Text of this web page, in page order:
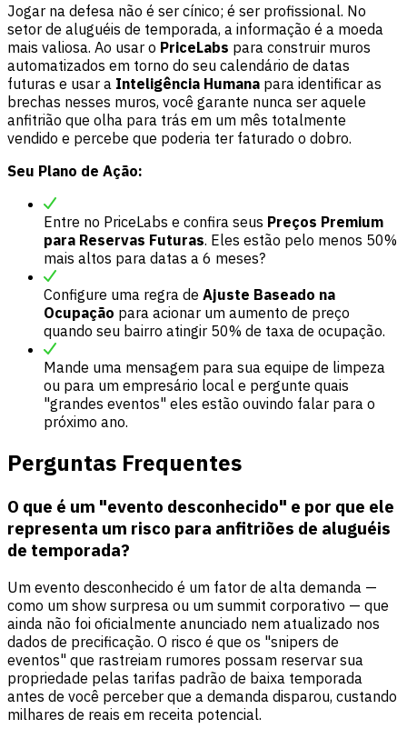
Jogar na defesa não é ser cínico; é ser profissional. No
setor de aluguéis de temporada, a informação é a moeda
mais valiosa. Ao usar o PriceLabs para construir muros
automatizados em torno do seu calendário de datas
futuras e usar a Inteligência Humana para identificar as
brechas nesses muros, você garante nunca ser aquele
anfitrião que olha para trás em um mês totalmente
vendido e percebe que poderia ter faturado o dobro.
Seu Plano de Ação:
Entre no PriceLabs e confira seus Preços Premium
para Reservas Futuras. Eles estão pelo menos 50%
mais altos para datas a 6 meses?
Configure uma regra de Ajuste Baseado na
Ocupação para acionar um aumento de preço
quando seu bairro atingir 50% de taxa de ocupação.
Mande uma mensagem para sua equipe de limpeza
ou para um empresário local e pergunte quais
"grandes eventos" eles estão ouvindo falar para o
próximo ano.
Perguntas Frequentes
O que é um "evento desconhecido" e por que ele
representa um risco para anfitriões de aluguéis
de temporada?
Um evento desconhecido é um fator de alta demanda —
como um show surpresa ou um summit corporativo — que
ainda não foi oficialmente anunciado nem atualizado nos
dados de precificação. O risco é que os "snipers de
eventos" que rastreiam rumores possam reservar sua
propriedade pelas tarifas padrão de baixa temporada
antes de você perceber que a demanda disparou, custando
milhares de reais em receita potencial.